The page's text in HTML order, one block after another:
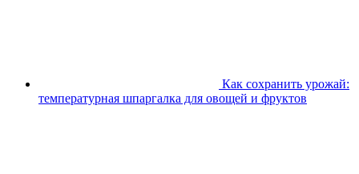
Как сохранить урожай:
температурная шпаргалка для овощей и фруктов